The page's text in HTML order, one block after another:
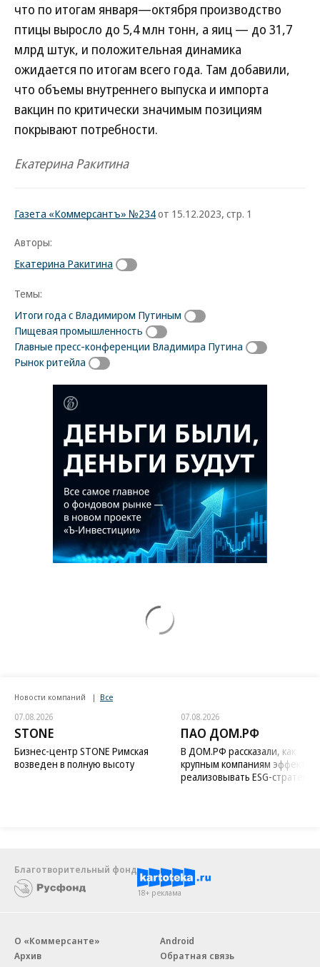
что по итогам января—октября производство
птицы выросло до 5,4 млн тонн, а яиц — до 31,7
млрд штук, и положительная динамика
ожидается по итогам всего года. Там добавили,
что объемы внутреннего выпуска и импорта
вакцин по критически значимым позициям
покрывают потребности.
Екатерина Ракитина
Газета «Коммерсантъ» №234от 15.12.2023, стр. 1
Авторы:
Екатерина Ракитина
Темы:
Итоги года с Владимиром Путиным
Пищевая промышленность
Главные пресс-конференции Владимира Путина
Рынок ритейла
Новости компаний Все
07.08.2026
STONE
Бизнес-центр STONE Римская
возведен в полную высоту
07.08.2026
ПАО ДОМ.РФ
В ДОМ.РФ рассказали, как
крупным компаниям
реализовывать ESG-стратегию
Благотворительный фонд
18+ реклама
О «Коммерсанте»
Архив
Android
Обратная связь